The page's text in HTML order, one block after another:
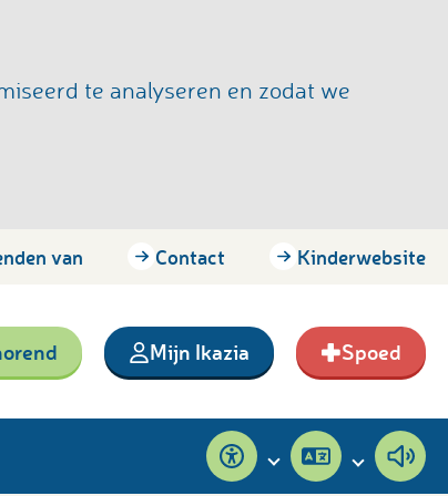
te analyseren en zodat we
van Contact Kinderwebsite
Mijn Ikazia Spoed
Toegankelijkheid
Pagina